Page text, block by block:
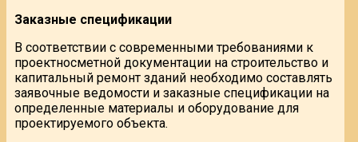
Заказные спецификации
В соответствии с современными требованиями к
проектносметной документации на строительство и
капитальный ремонт зданий необходимо составлять
заявочные ведомости и заказные спецификации на
определенные материалы и оборудование для
проектируемого объекта.